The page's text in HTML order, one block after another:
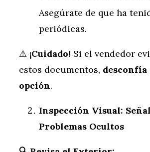
Asegúrate de que ha
periódicas.
⚠ ¡Cuidado! Si el vendedor
estos documentos, desconfía
opción.
Inspección Visual:
Problemas Ocultos